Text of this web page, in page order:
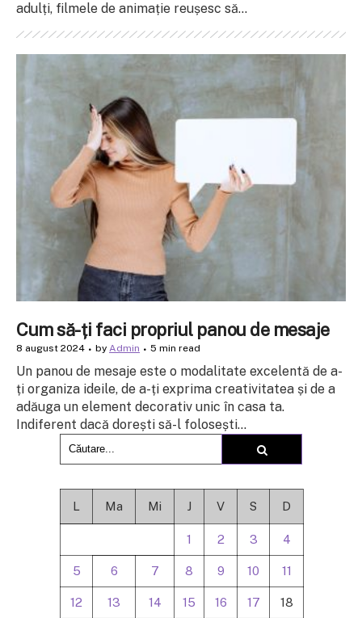
adulți, filmele de animație reușesc să...
Cum să-ți faci propriul panou de mesaje
8 august 2024 by Admin 5 min read
Un panou de mesaje este o modalitate excelentă de a-
ți organiza ideile, de a-ți exprima creativitatea și de a
adăuga un element decorativ unic în casa ta.
Indiferent dacă dorești să-l folosești...
L Ma Mi J V S D
1 2 3 4
5 6 7 8 9 10 11
12 13 14 15 16 17 18